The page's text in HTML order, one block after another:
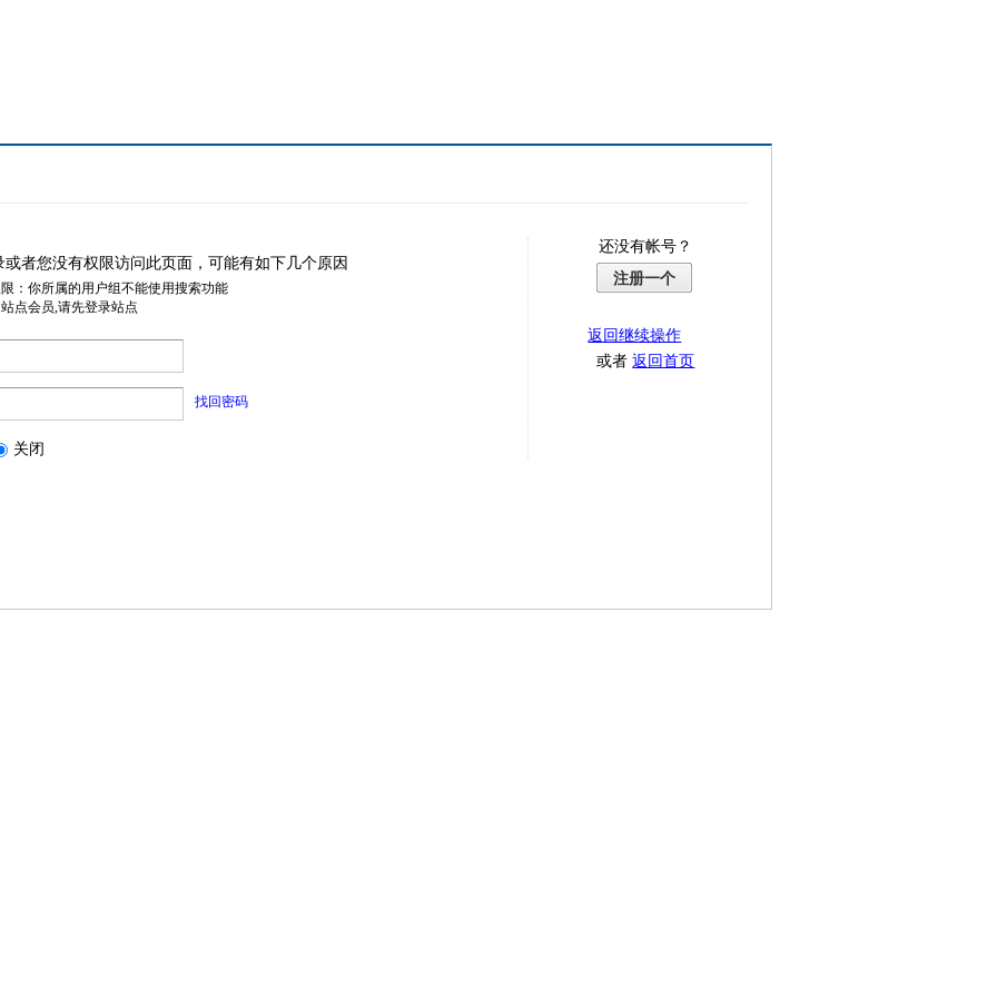
或者您没有权限访问此页面，可能有如下几个原因
：你所属的用户组不能使用搜索功能
点会员,请先登录站点
找回密码
关闭
还没有帐号？
注册一个
返回继续操作
或者返回首页